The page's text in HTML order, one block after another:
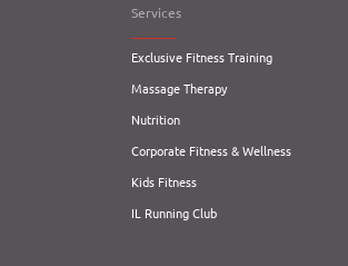
Services
Exclusive Fitness Training
Massage Therapy
Nutrition
Corporate Fitness & Wellness
Kids Fitness
IL Running Club